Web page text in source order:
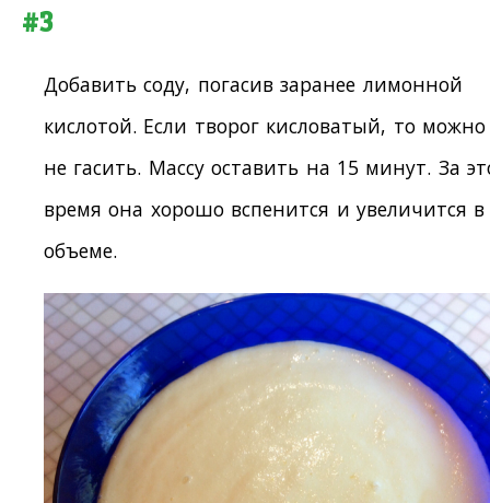
#3
Добавить соду, погасив заранее лимонной
кислотой. Если творог кисловатый, то можно
не гасить. Массу оставить на 15 минут. За
время она хорошо вспенится и увеличится в
объеме.